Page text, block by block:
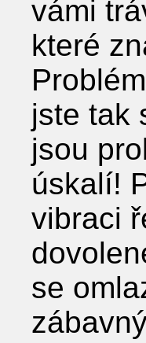
vámi
které
jste tak
jsou
úskalí!
vibraci
se